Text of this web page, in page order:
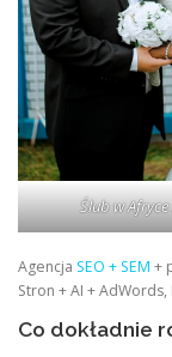
Ślub w
Agencja SEO + SEM +
Stron + AI + AdWords,
Co dokładnie